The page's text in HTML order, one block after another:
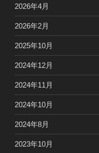
2026年4月
2026年2月
2025年10月
2024年12月
2024年11月
2024年10月
2024年8月
2023年10月